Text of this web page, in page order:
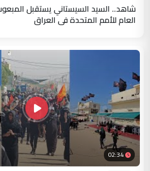
شاهد.. السيد السيستاني يستقبل
العام للأمم المتحدة في العراق
02:34